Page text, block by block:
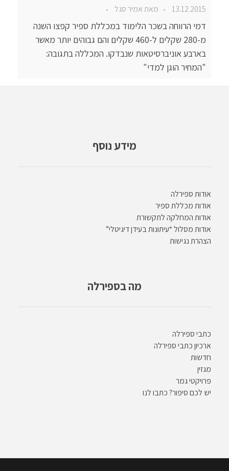
13.12.2015 מאתאמיר סגל
דמי הרווחה בשכר הלימוד במכללת ספיר קפצו השנה
מ-280 שקלים ל-460 שקלים והם גבוהים יותר מאשר
בארבע אוניברסיטאות שנבדקו. המכללה בתגובה:
"המחיר הוגן למדי"
מידע נוסף
אודות ספירלה
אודות מכללת ספיר
אודות המחלקה לתקשורת
אודות מסלול “עיתונות בעידן דיגיטלי”
הצהרת נגישות
מה בספירלה
כתבי ספירלה
ארכיון כתבי ספירלה
חדשות
מגזין
פרויקטי גמר
יש לכם סיפור? כתבו לנו